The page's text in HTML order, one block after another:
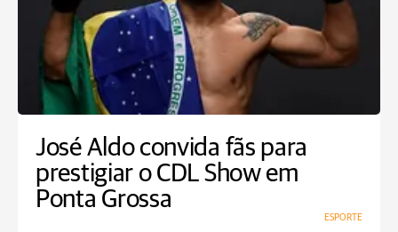
José Aldo convida fãs para
prestigiar o CDL Show em
Ponta Grossa
ESPORTE